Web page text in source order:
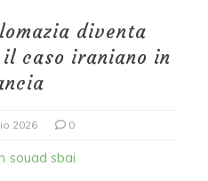
diventa
caso iraniano in
2026 0
souad sbai